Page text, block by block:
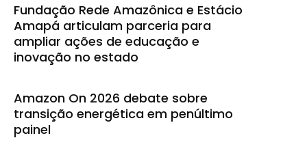
Fundação Rede Amazônica e Estácio
Amapá articulam parceria para
ampliar ações de educação e
inovação no estado
Amazon On 2026 debate sobre
transição energética em penúltimo
painel